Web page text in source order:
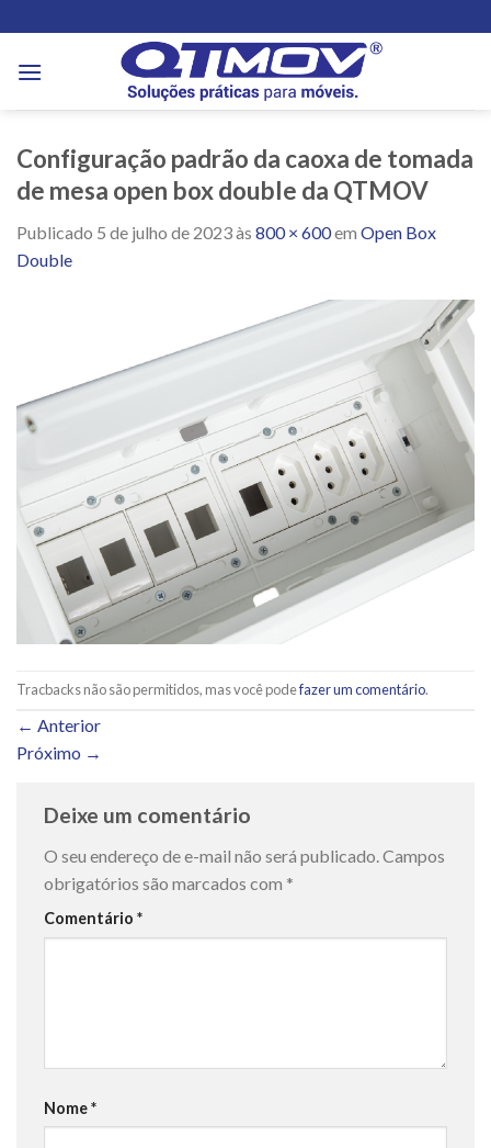
to
content
Configuração padrão da caoxa de tomada
de mesa open box double da QTMOV
Publicado 5 de julho de 2023às 800 × 600em Open Box
Double
Tracbacks não são permitidos, mas você podefazer um comentário.
← Anterior
Próximo →
Deixe um comentário
O seu endereço de e-mail não será publicado.Campos
obrigatórios são marcados com *
Comentário *
Nome*